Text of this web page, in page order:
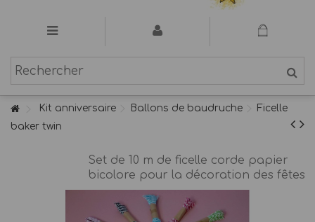
Kit anniversaire Ballons de baudruche
Ficelle
baker twin
Set de 10 m de ficelle corde papier
bicolore pour la décoration des fêtes